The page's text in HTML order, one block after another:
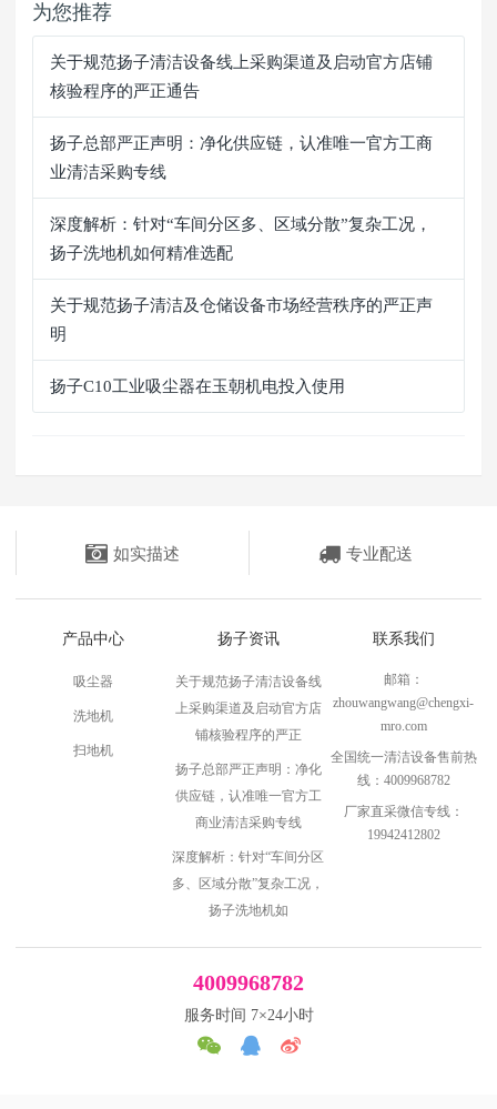
为您推荐
关于规范扬子清洁设备线上采购渠道及启动官方店铺
核验程序的严正通告
扬子总部严正声明：净化供应链，认准唯一官方工商
业清洁采购专线
深度解析：针对“车间分区多、区域分散”复杂工况，
扬子洗地机如何精准选配
关于规范扬子清洁及仓储设备市场经营秩序的严正声
明
扬子C10工业吸尘器在玉朝机电投入使用
如实描述 专业配送
产品中心
吸尘器
洗地机
扫地机
扬子资讯
关于规范扬子清洁设备线
上采购渠道及启动官方店
铺核验程序的严正
扬子总部严正声明：净化
供应链，认准唯一官方工
商业清洁采购专线
深度解析：针对“车间分区
多、区域分散”复杂工况，
扬子洗地机如
联系我们
邮箱：
zhouwangwang@chengxi-
mro.com
全国统一清洁设备售前热
线：4009968782
厂家直采微信专线：
19942412802
4009968782
服务时间 7×24小时